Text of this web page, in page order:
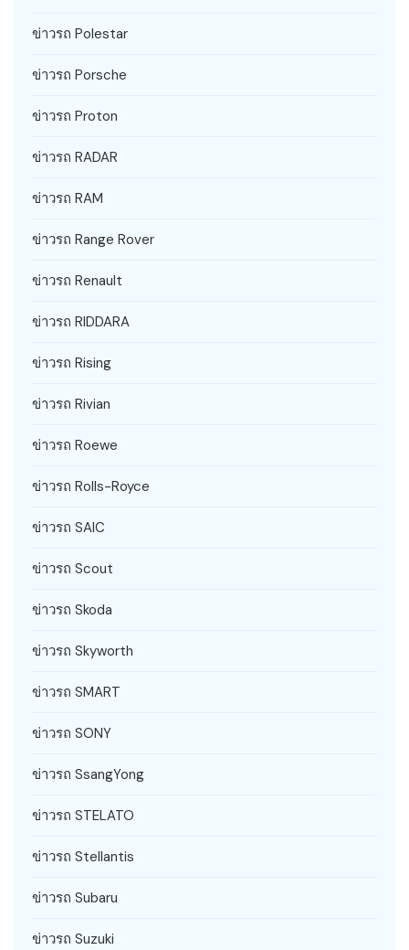
ข่าวรถ Polestar
ข่าวรถ Porsche
ข่าวรถ Proton
ข่าวรถ RADAR
ข่าวรถ RAM
ข่าวรถ Range Rover
ข่าวรถ Renault
ข่าวรถ RIDDARA
ข่าวรถ Rising
ข่าวรถ Rivian
ข่าวรถ Roewe
ข่าวรถ Rolls-Royce
ข่าวรถ SAIC
ข่าวรถ Scout
ข่าวรถ Skoda
ข่าวรถ Skyworth
ข่าวรถ SMART
ข่าวรถ SONY
ข่าวรถ SsangYong
ข่าวรถ STELATO
ข่าวรถ Stellantis
ข่าวรถ Subaru
ข่าวรถ Suzuki